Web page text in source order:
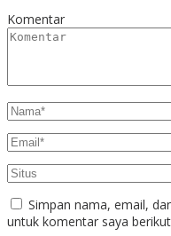
Komentar
Simpan nama, email,
untuk komentar saya